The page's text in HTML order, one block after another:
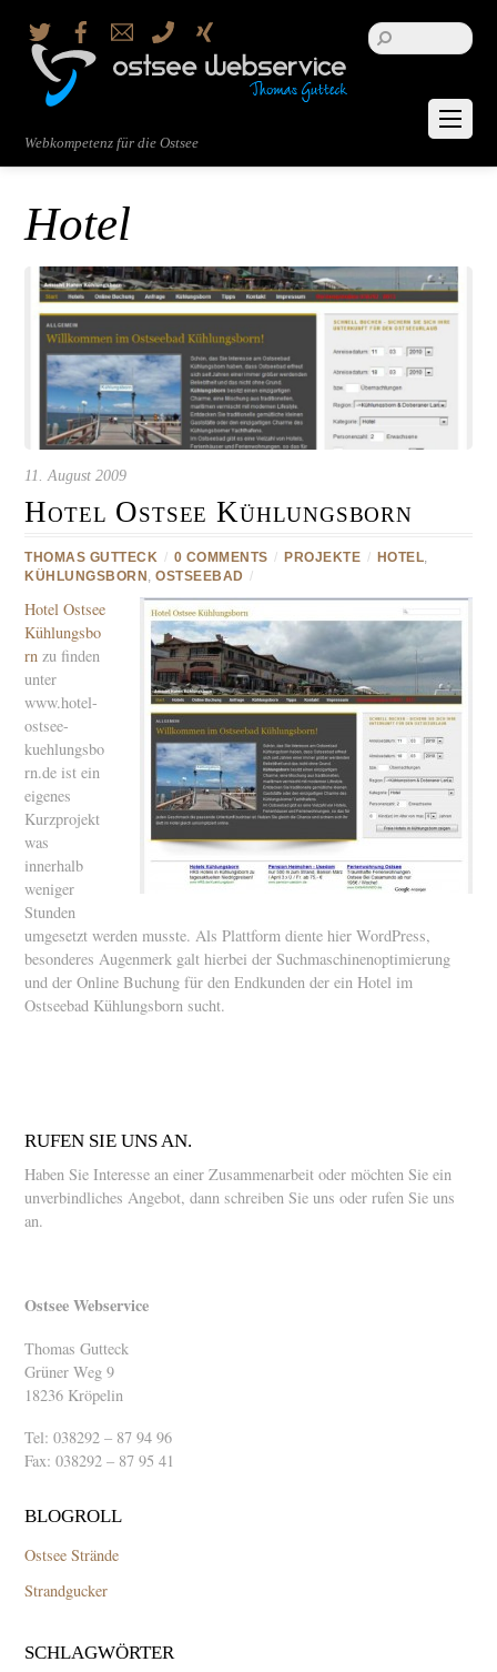
Webkompetenz für die Ostsee
Twitter FacebookEmail Telefon
Hotel
11. August 2009
Hotel Ostsee Kühlungsborn
THOMAS GUTTECK / 0 COMMENTS / PROJEKTE / HOTEL,
KÜHLUNGSBORN ,OSTSEEBAD /
Hotel Ostsee
Kühlungsbo
rn zu finden
unter
www.hotel-
ostsee-
kuehlungsbo
rn.de ist ein
eigenes
Kurzprojekt
was
innerhalb
weniger
Stunden
umgesetzt werden musste. Als Plattform diente hier WordPress,
besonderes Augenmerk galt hierbei der Suchmaschinenoptimierung
und der Online Buchung für den Endkunden der ein Hotel im
Ostseebad Kühlungsborn sucht.
RUFEN SIE UNS AN.
Haben Sie Interesse an einer Zusammenarbeit oder möchten Sie ein
unverbindliches Angebot, dann schreiben Sie uns oder rufen Sie uns
an.
Ostsee Webservice
Thomas Gutteck
Grüner Weg 9
18236 Kröpelin
Tel: 038292 – 87 94 96
Fax: 038292 – 87 95 41
BLOGROLL
Ostsee Strände
Strandgucker
SCHLAGWÖRTER